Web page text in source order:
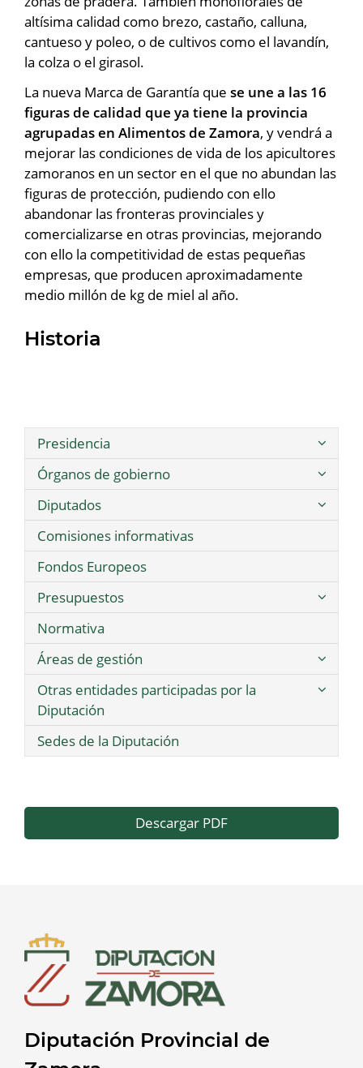
altísima calidad como brezo, castaño, calluna,
cantueso y poleo, o de cultivos como el lavandín,
la colza o el girasol.
La nueva Marca de Garantía que se une a las 16
figuras de calidad que ya tiene la provincia
agrupadas en Alimentos de Zamora, y vendrá a
mejorar las condiciones de vida de los apicultores
zamoranos en un sector en el que no abundan las
figuras de protección, pudiendo con ello
abandonar las fronteras provinciales y
comercializarse en otras provincias, mejorando
con ello la competitividad de estas pequeñas
empresas, que producen aproximadamente
medio millón de kg de miel al año.
Historia
Presidencia
Órganos de gobierno
Diputados
Comisiones informativas
Fondos Europeos
Presupuestos
Normativa
Áreas de gestión
Otras entidades participadas por la
Diputación
Sedes de la Diputación
Descargar PDF
Diputación Provincial de